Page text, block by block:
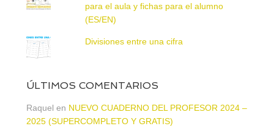
para el aula y fichas para el alumno
(ES/EN)
Divisiones entre una cifra
ÚLTIMOS COMENTARIOS
Raquel en NUEVO CUADERNO DEL PROFESOR 2024 –
2025 (SUPERCOMPLETO Y GRATIS)